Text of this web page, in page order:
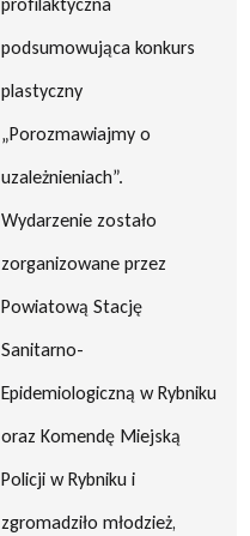
podsumowująca konkurs
plastyczny
„Porozmawiajmy o
uzależnieniach”.
Wydarzenie zostało
zorganizowane przez
Powiatową Stację
Sanitarno-
Epidemiologiczną w Rybniku
oraz Komendę Miejską
Policji w Rybniku i
zgromadziło młodzież,